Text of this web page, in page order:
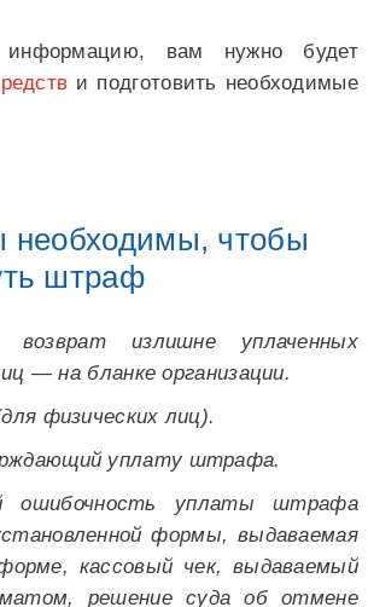
вам нужно будет
и подготовить необходимые
необходимы, чтобы
штраф
излишне уплаченных
— на бланке организации.
физических лиц).
уплату штрафа.
ошибочность уплаты штрафа
формы, выдаваемая
кассовый чек, выдаваемый
решение суда об отмене